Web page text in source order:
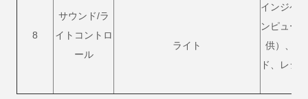
8
サウンド/ラ
イトコントロ
ール
ライト
インジケ
ンピュー
供）、ル
ド、レシ